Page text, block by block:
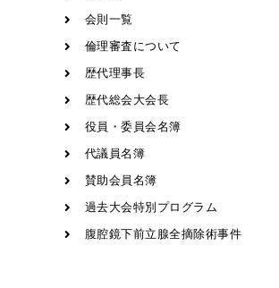
会則一覧
倫理審査について
歴代理事長
歴代総会大会長
役員・委員会名簿
代議員名簿
賛助会員名簿
過去大会特別プログラム
腹腔鏡下前立腺全摘除術事件